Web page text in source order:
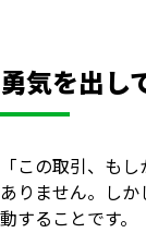
勇気を出し
「この取引、も
ありません。し
動することです。